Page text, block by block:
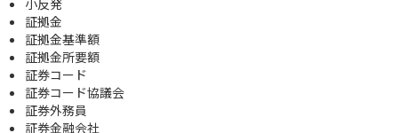
証拠金
証拠金基準額
証拠金所要額
証券コード
証券コード協議会
証券外務員
証券金融会社